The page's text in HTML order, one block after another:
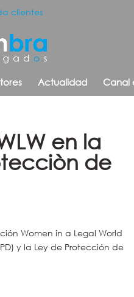
clientes
Actualidad Canal
en la
de
Women in a Legal World
y la Ley de Protección de